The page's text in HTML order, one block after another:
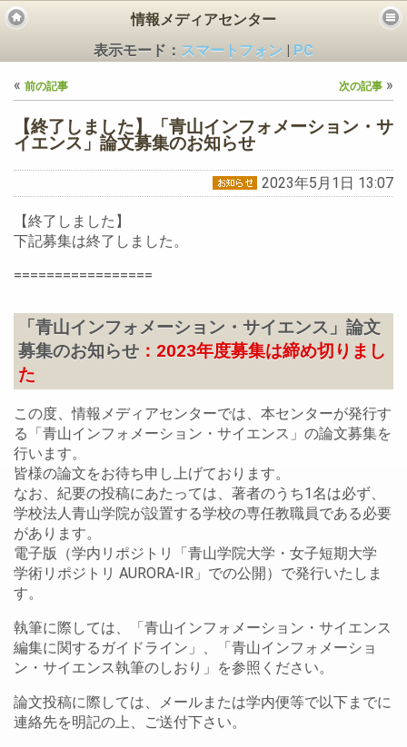
情報メディアセンター
表示モード： スマートフォン
PC
« 前の記事 次の記事 »
【終了しました】「青山インフォメーション・サ
イエンス」論文募集のお知らせ
2023年5月1日 13:07
【終了しました】
下記募集は終了しました。
=================
「青山インフォメーション・サイエンス」論文
募集のお知らせ ：2023年度募集は締め切りまし
た
この度、情報メディアセンターでは、本センターが発行す
る「青山インフォメーション・サイエンス」の論文募集を
行います。
皆様の論文をお待ち申し上げております。
なお、紀要の投稿にあたっては、著者のうち1名は必ず、
学校法人青山学院が設置する学校の専任教職員である必要
があります。
電子版（学内リポジトリ「青山学院大学・女子短期大学
学術リポジトリ AURORA-IR」での公開）で発行いたしま
す。
執筆に際しては、「青山インフォメーション・サイエンス
編集に関するガイドライン」、「青山インフォメーショ
ン・サイエンス執筆のしおり」を参照ください。
論文投稿に際しては、メールまたは学内便等で以下までに
連絡先を明記の上、ご送付下さい。